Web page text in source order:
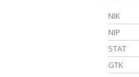
NIK
NIP
STAT
GTK